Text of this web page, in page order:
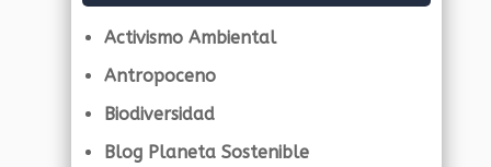
Activismo Ambiental
Antropoceno
Biodiversidad
Blog Planeta Sostenible